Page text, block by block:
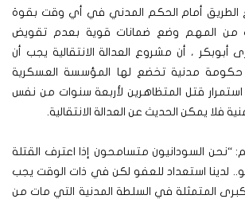
الطريق أمام الحكم المدني في أي وقت بقوة
من المهم وضع ضمانات قوية بعدم تقويض
أبوبكر ، أن مشروع العدالة الانتقالية يجب أن
حكومة مدنية تخضع لها المؤسسة العسكرية
قتل المتظاهرين لأربعة سنوات من نفس
فلا يمكن الحديث عن العدالة الانتقالية.
“نحن السودانيون متسامحون إذا اعترف القتلة
لدينا استعداد للعفو لكن في ذات الوقت يجب
المتمثلة في السلطة المدنية التي مات من